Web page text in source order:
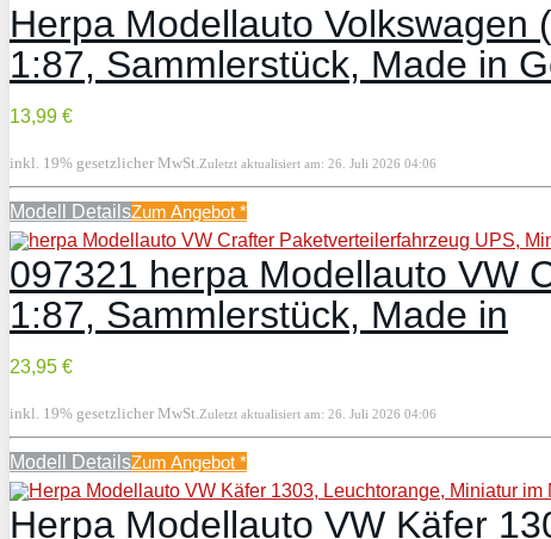
Herpa Modellauto Volkswagen
1:87, Sammlerstück, Made in
13,99 €
inkl. 19% gesetzlicher MwSt. Zuletzt aktualisiert am: 26. Juli 2026 04:06
Modell DetailsZum Angebot *
097321 herpa Modellauto VW
1:87, Sammlerstück, Made in
23,95 €
inkl. 19% gesetzlicher MwSt. Zuletzt aktualisiert am: 26. Juli 2026 04:06
Modell DetailsZum Angebot *
Herpa Modellauto VW Käfer